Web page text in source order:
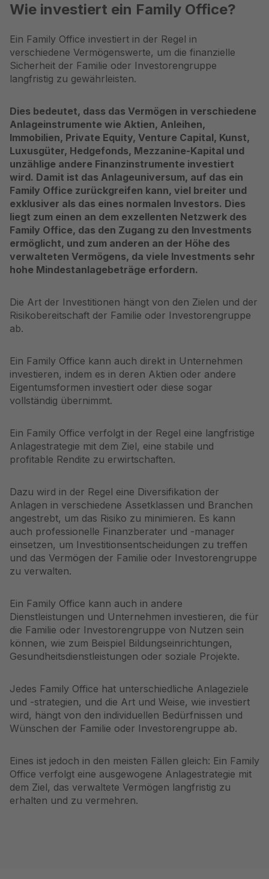
Wie investiert ein Family Office?
Ein Family Office investiert in der Regel in
verschiedene Vermögenswerte, um die finanzielle
Sicherheit der Familie oder Investorengruppe
langfristig zu gewährleisten.
Dies bedeutet, dass das Vermögen in verschiedene
Anlageinstrumente wie Aktien, Anleihen,
Immobilien, Private Equity, Venture Capital, Kunst,
Luxusgüter, Hedgefonds, Mezzanine-Kapital und
unzählige andere Finanzinstrumente investiert
wird. Damit ist das Anlageuniversum, auf das ein
Family Office zurückgreifen kann, viel breiter und
exklusiver als das eines normalen Investors. Dies
liegt zum einen an dem exzellenten Netzwerk des
Family Office, das den Zugang zu den Investments
ermöglicht, und zum anderen an der Höhe des
verwalteten Vermögens, da viele Investments sehr
hohe Mindestanlagebeträge erfordern.
Die Art der Investitionen hängt von den Zielen und der
Risikobereitschaft der Familie oder Investorengruppe
ab.
Ein Family Office kann auch direkt in Unternehmen
investieren, indem es in deren Aktien oder andere
Eigentumsformen investiert oder diese sogar
vollständig übernimmt.
Ein Family Office verfolgt in der Regel eine langfristige
Anlagestrategie mit dem Ziel, eine stabile und
profitable Rendite zu erwirtschaften.
Dazu wird in der Regel eine Diversifikation der
Anlagen in verschiedene Assetklassen und Branchen
angestrebt, um das Risiko zu minimieren. Es kann
auch professionelle Finanzberater und -manager
einsetzen, um Investitionsentscheidungen zu treffen
und das Vermögen der Familie oder Investorengruppe
zu verwalten.
Ein Family Office kann auch in andere
Dienstleistungen und Unternehmen investieren, die für
die Familie oder Investorengruppe von Nutzen sein
können, wie zum Beispiel Bildungseinrichtungen,
Gesundheitsdienstleistungen oder soziale Projekte.
Jedes Family Office hat unterschiedliche Anlageziele
und -strategien, und die Art und Weise, wie investiert
wird, hängt von den individuellen Bedürfnissen und
Wünschen der Familie oder Investorengruppe ab.
Eines ist jedoch in den meisten Fällen gleich: Ein Family
Office verfolgt eine ausgewogene Anlagestrategie mit
dem Ziel, das verwaltete Vermögen langfristig zu
erhalten und zu vermehren.